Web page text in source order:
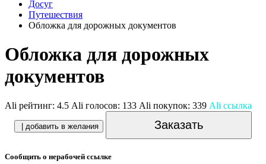
Досуг
Путешествия
Обложка для дорожных документов
Обложка для дорожных
документов
Ali рейтинг: 4.5 Ali голосов: 133 Ali покупок: 339 Ali ссылка
| добавить в желания Заказать
Сообщить о нерабочей ссылке